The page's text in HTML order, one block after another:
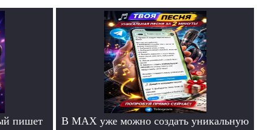
пишет
В MAX уже можно создать уникальную